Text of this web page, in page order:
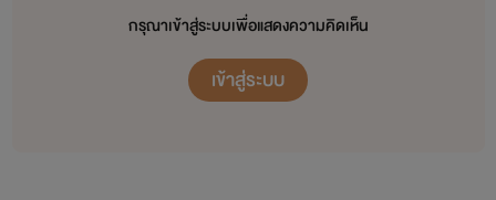
จนกระทั่งปลายเดือนธันวาฯ60 เกิด
ไอเดียแล่นเข้ามาในหัวอีกครั้งจึงได้
กลับมาอัพและตั้งใจจะเป็นนักเขียน
กรุณาเข้าสู่ระบบเพื่อแสดงความคิดเห็น
เข้าสู่ระบบ